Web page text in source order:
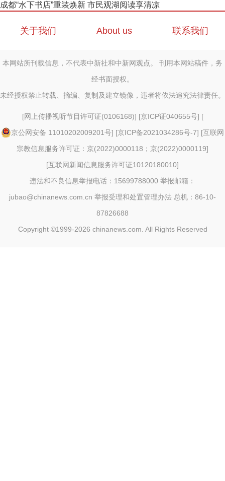
成都“水下书店”重装焕新 市民观湖阅读享清凉
关于我们 About us 联系我们
本网站所刊载信息，不代表中新社和中新网观点。 刊用本网站稿件，务
经书面授权。
未经授权禁止转载、摘编、复制及建立镜像，违者将依法追究法律责任。
[网上传播视听节目许可证(0106168)] [京ICP证040655号] [
京公网安备 11010202009201号] [京ICP备2021034286号-7] [互联网
宗教信息服务许可证：京(2022)0000118；京(2022)0000119]
[互联网新闻信息服务许可证10120180010]
违法和不良信息举报电话：15699788000 举报邮箱：
jubao@chinanews.com.cn 举报受理和处置管理办法 总机：86-10-
87826688
Copyright ©1999-2026 chinanews.com. All Rights Reserved